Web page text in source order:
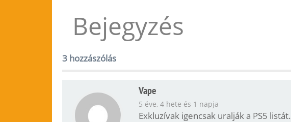
Bejegyzés
3 hozzászólás
Vape
5 éve, 4 hete és 1 napja
Exkluzívak igencsak uralják a PS5 listát.